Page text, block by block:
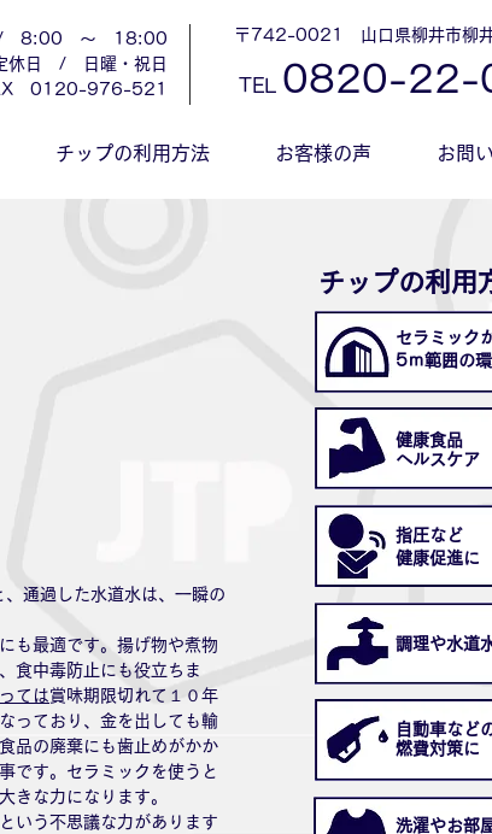
/ 8:00 ～ 18:00
休日 / 日曜・祝日
0120-976-521
〒742-0021 山口県柳井市柳
TEL 0820-22-
チップの利用方法 お客様の声 お問
通過した水道水は、一瞬の
も最適です。揚げ物や煮物
食中毒防止にも役立ちま
ては賞味期限切れて１０年
っており、金を出しても輸
品の廃棄にも歯止めがかか
です。セラミックを使うと
きな力になります。
という不思議な力があります
チップの利用
セラミック
​5ｍ範囲の
健康食品
ヘルスケア
指圧など
​健康促進に
調理や水道
自動車など
​燃費対策に
洗濯やお部